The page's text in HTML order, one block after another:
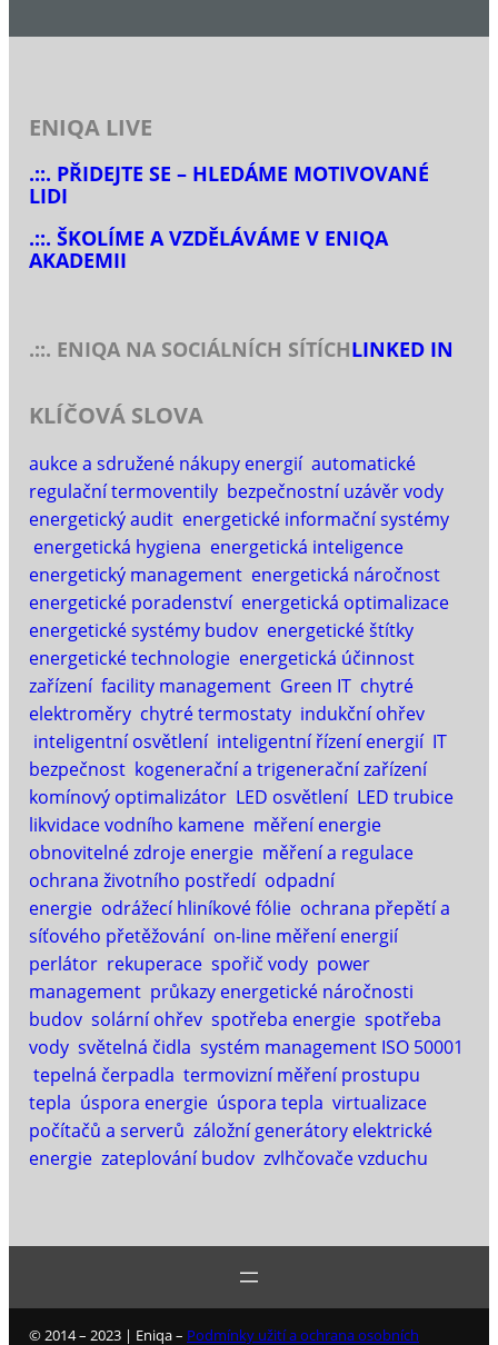
ENIQA LIVE
.::. PŘIDEJTE SE – HLEDÁME MOTIVOVANÉ
LIDI
.::. ŠKOLÍME A VZDĚLÁVÁME V ENIQA
AKADEMII
.::. ENIQA NA SOCIÁLNÍCH SÍTÍCHLINKED IN
KLÍČOVÁ SLOVA
aukce a sdružené nákupy energií automatické
regulační termoventily bezpečnostní uzávěr vody
energetický audit energetické informační systémy
energetická hygiena energetická inteligence
energetický management energetická náročnost
energetické poradenství energetická optimalizace
energetické systémy budov energetické štítky
energetické technologie energetická účinnost
zařízení facility management Green IT chytré
elektroměry chytré termostaty indukční ohřev
inteligentní osvětlení inteligentní řízení energií IT
bezpečnost kogenerační a trigenerační zařízení
komínový optimalizátor LED osvětlení LED trubice
likvidace vodního kamene měření energie
obnovitelné zdroje energie měření a regulace
ochrana životního postředí odpadní
energie odrážecí hliníkové fólie ochrana přepětí a
síťového přetěžování on-line měření energií
perlátor rekuperace spořič vody power
management průkazy energetické náročnosti
budov solární ohřev spotřeba energie spotřeba
vody světelná čidla systém management ISO 50001
tepelná čerpadla termovizní měření prostupu
tepla úspora energie úspora tepla virtualizace
počítačů a serverů záložní generátory elektrické
energie zateplování budov zvlhčovače vzduchu
© 2014 – 2023 | Eniqa – Podmínky užití a ochrana osobních